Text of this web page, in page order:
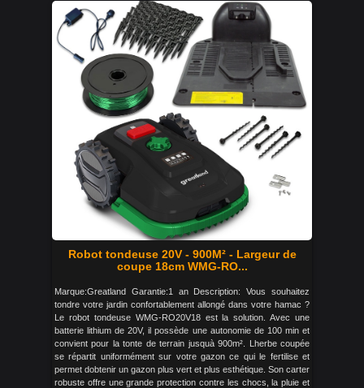
Robot tondeuse 20V - 900M² - Largeur de
coupe 18cm WMG-RO...
Marque:Greatland Garantie:1 an Description: Vous souhaitez
tondre votre jardin confortablement allongé dans votre hamac ?
Le robot tondeuse WMG-RO20V18 est la solution. Avec une
batterie lithium de 20V, il possède une autonomie de 100 min et
convient pour la tonte de terrain jusquà 900m². Lherbe coupée
se répartit uniformément sur votre gazon ce qui le fertilise et
permet dobtenir un gazon plus vert et plus esthétique. Son carter
robuste offre une grande protection contre les chocs, la pluie et